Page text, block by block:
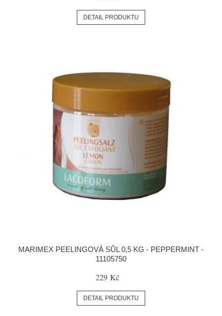
DETAIL PRODUKTU
MARIMEX PEELINGOVÁ SŮL 0,5 KG - PEPPERMINT -
11105750
229 Kč
DETAIL PRODUKTU